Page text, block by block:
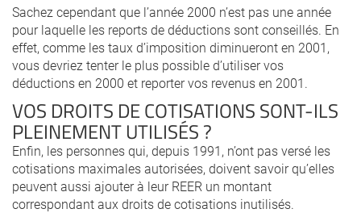
Sachez cependant que l’année 2000 n’est pas une année
pour laquelle les reports de déductions sont conseillés. En
effet, comme les taux d’imposition diminueront en 2001,
vous devriez tenter le plus possible d’utiliser vos
déductions en 2000 et reporter vos revenus en 2001.
VOS DROITS DE COTISATIONS SONT-ILS
PLEINEMENT UTILISÉS ?
Enfin, les personnes qui, depuis 1991, n’ont pas versé les
cotisations maximales autorisées, doivent savoir qu’elles
peuvent aussi ajouter à leur REER un montant
correspondant aux droits de cotisations inutilisés.